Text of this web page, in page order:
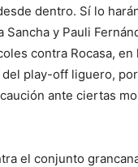
dentro. Sí lo
Sancha y Pauli
contra Rocasa, en
play-off liguero,
ante ciertas
el conjunto